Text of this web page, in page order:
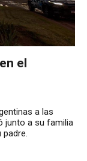
el
a las
junto a su familia